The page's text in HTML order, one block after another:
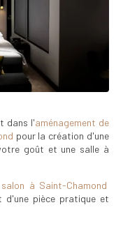
dans l'aménagement de
pour la création d'une
goût et une salle à
à Saint-Chamond
d'une pièce pratique et